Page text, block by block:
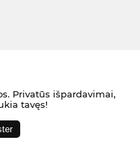
Privatūs išpardavimai,
tavęs!